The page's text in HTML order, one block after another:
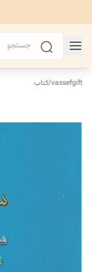
vassefgift
/کتاب